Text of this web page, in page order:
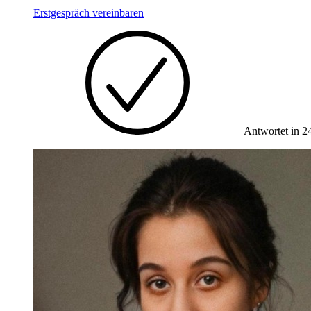
Erstgespräch vereinbaren
Antwortet in